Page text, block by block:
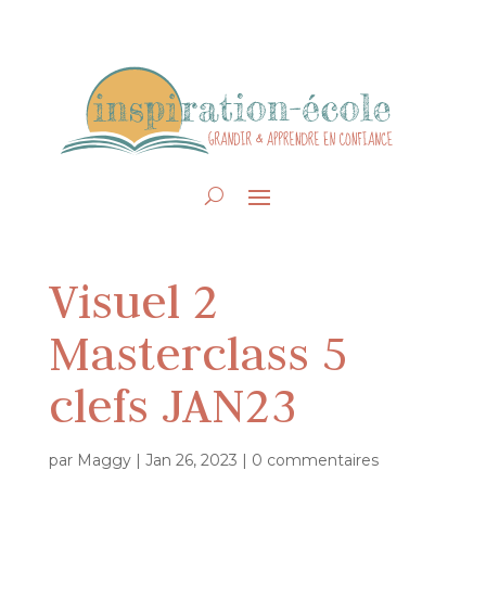
Visuel 2
Masterclass 5
clefs JAN23
par Maggy| Jan 26, 2023 | 0 commentaires